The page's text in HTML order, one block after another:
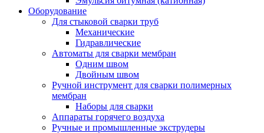
Оборудование
Для стыковой сварки труб
Механические
Гидравлические
Автоматы для сварки мембран
Одним швом
Двойным швом
Ручной инструмент для сварки полимерных
мембран
Наборы для сварки
Аппараты горячего воздуха
Ручные и промышленные экструдеры